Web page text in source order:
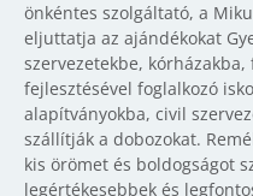
önkéntes szolgáltató, a
eljuttatja az ajándékokat
szervezetekbe,
fejlesztésével foglalkozó
alapítványokba, civil
szállítják a dobozokat.
kis örömet és boldogságot
legértékesebbek és